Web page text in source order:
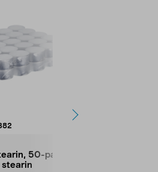
50-pack,
5 stjärnor